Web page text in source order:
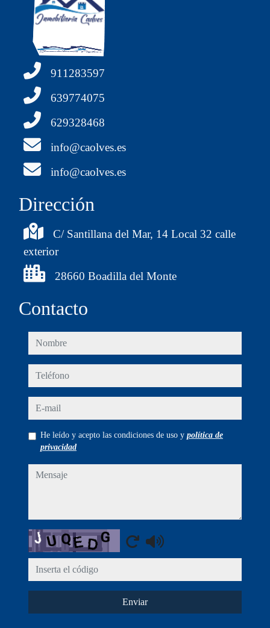
911283597
639774075
629328468
info@caolves.es
info@caolves.es
Dirección
C/ Santillana del Mar, 14 Local 32 calle
exterior
28660 Boadilla del Monte
Contacto
nombre
teléfono
e-mail
He leído y acepto las condiciones de uso y política de
privacidad
mensaje
Captcha
Enviar